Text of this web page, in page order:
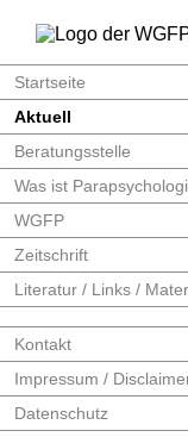
Startseite
Aktuell
Beratungsstelle
Was ist
WGFP
Zeitschrift
Literatur / Links /
Kontakt
Impressum /
Datenschutz